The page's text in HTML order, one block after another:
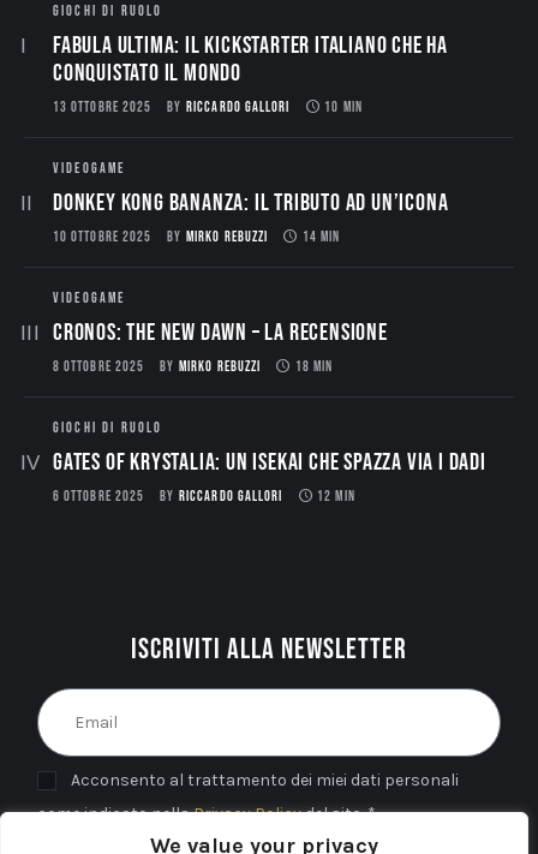
We value your privacy
GIOCHI DI RUOLO
Fabula Ultima: il Kickstarter italiano che ha
conquistato il mondo
13 OTTOBRE 2025 BY RICCARDO GALLORI 10 MIN
VIDEOGAME
Donkey Kong Bananza: Il Tributo ad un’Icona
10 OTTOBRE 2025 BY MIRKO REBUZZI 14 MIN
VIDEOGAME
CRONOS: THE NEW DAWN – La Recensione
8 OTTOBRE 2025 BY MIRKO REBUZZI 18 MIN
GIOCHI DI RUOLO
Gates of Krystalia: Un Isekai che spazza via i dadi
6 OTTOBRE 2025 BY RICCARDO GALLORI 12 MIN
Iscriviti alla newsletter
Acconsento al trattamento dei miei dati personali
come indicato nellaPrivacy Policydel sito. *